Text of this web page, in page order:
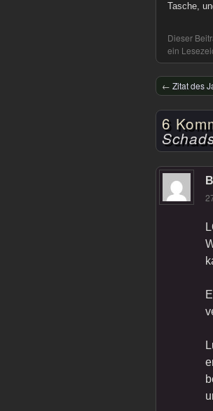
Tasche,
Dieser
ein
← Zitat des
6